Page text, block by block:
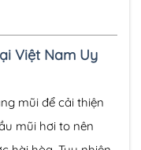
Việt Nam Uy
mũi để cải thiện
mũi hơi to nên